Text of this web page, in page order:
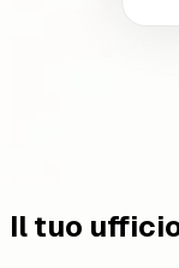
Il tuo